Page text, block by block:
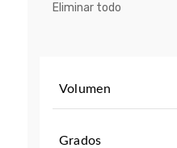
Eliminar todo
Volumen
Grados